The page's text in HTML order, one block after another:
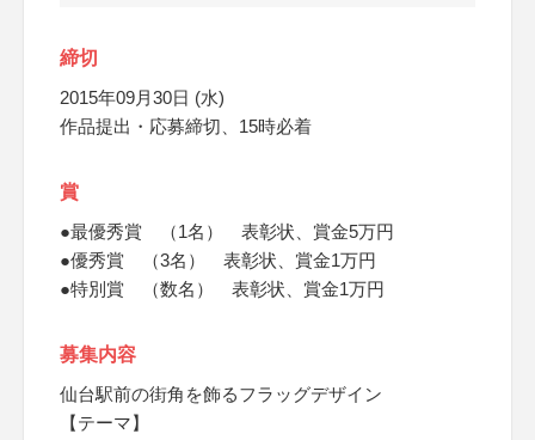
締切
2015年09月30日 (水)
作品提出・応募締切、15時必着
賞
●最優秀賞 （1名） 表彰状、賞金5万円
●優秀賞 （3名） 表彰状、賞金1万円
●特別賞 （数名） 表彰状、賞金1万円
募集内容
仙台駅前の街角を飾るフラッグデザイン
【テーマ】